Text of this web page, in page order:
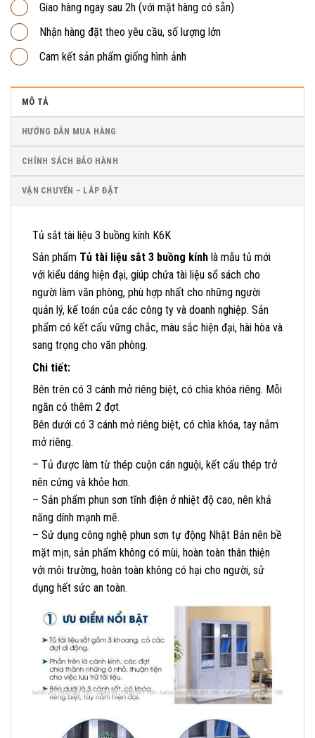
Giao hàng ngay sau 2h (với mặt hàng có sẵn)
Nhận hàng đặt theo yêu cầu, số lượng lớn
Cam kết sản phẩm giống hình ảnh
MÔ TẢ
HƯỚNG DẪN MUA HÀNG
CHÍNH SÁCH BẢO HÀNH
VẬN CHUYỂN – LẮP ĐẶT
Tủ sắt tài liệu 3 buồng kính K6K
Sản phẩm Tủ tài liệu sắt 3 buồng kính là mẫu tủ mới
với kiểu dáng hiện đại, giúp chứa tài liệu sổ sách cho
người làm văn phòng, phù hợp nhất cho những người
quản lý, kế toán của các công ty và doanh nghiệp. Sản
phẩm có kết cấu vững chắc, màu sắc hiện đại, hài hòa và
sang trọng cho văn phòng.
Chi tiết:
Bên trên có 3 cánh mở riêng biệt, có chìa khóa riêng. Mỗi
ngăn có thêm 2 đợt.
Bên dưới có 3 cánh mở riêng biệt, có chìa khóa, tay nắm
mở riêng.
– Tủ được làm từ thép cuộn cán nguội, kết cấu thép trở
nên cứng và khỏe hơn.
– Sản phẩm phun sơn tĩnh điện ở nhiệt độ cao, nên khả
năng dính mạnh mẽ.
– Sử dụng công nghệ phun sơn tự động Nhật Bản nên bề
mặt mịn, sản phẩm không có mùi, hoàn toàn thân thiện
với môi trường, hoàn toàn không có hại cho người, sử
dụng hết sức an toàn.